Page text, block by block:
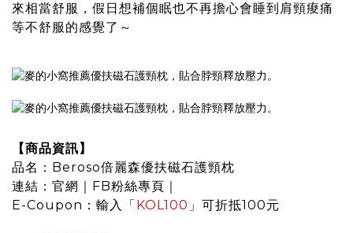
來相當舒服，假日想補個眠也不再擔心會睡到肩頸痠痛
等不舒服的感覺了～
【商品資訊】
品名： Beroso倍麗森優扶磁石護頸枕
連結： 官網 FB粉絲專頁
E-Coupon：輸入「 KOL100 」可折抵100元